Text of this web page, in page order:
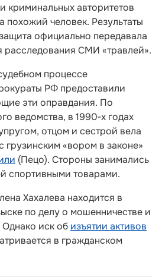
криминальных авторитетов
похожий человек. Результаты
официально передавала
расследования СМИ «травлей».
процессе
РФ предоставили
эти оправдания. По
ведомства, в 1990‑х годах
отцом и сестрой вела
грузинским «вором в законе»
(Пецо). Стороны занимались
спортивными товарами.
Хахалева находится в
по делу о мошенничестве и
иск об изъятии активов
в гражданском